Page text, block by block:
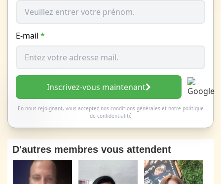
E-mail *
Inscrivez-vous maintenant
En nous rejoignant, vous acceptez nos conditions généraleset notre politique
de confidentialité
D'autres membres vous attendent